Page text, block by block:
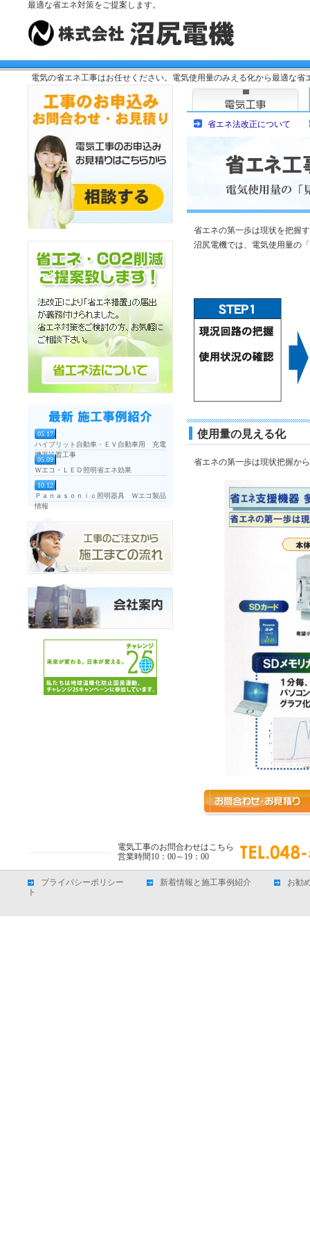
最適な省エネ対策をご提案します。
電気の省エネ工事はお任せください。電気使用量のみえる化から最適な
省エネ法改正について
省エネの第一歩は現状を把握
沼尻電機では、電気使用量の
使用量の見える化
省エネの第一歩は現状把握か
05.17
ハイブリット自動車・ＥＶ自動車用 充電
機器設置工事
05.09
Ｗエコ・ＬＥＤ照明省エネ効果
10.12
Ｐａｎａｓｏｎｉｃ照明器具 Ｗエコ製品
情報
電気工事のお問合わせはこちら
営業時間10：00～19：00
プライバシーポリシー 新着情報と施工事例紹介
お勧
ト